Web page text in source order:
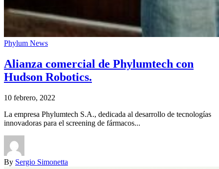
Phylum News
Alianza comercial de Phylumtech con
Hudson Robotics.
10 febrero, 2022
La empresa Phylumtech S.A., dedicada al desarrollo de tecnologías
innovadoras para el screening de fármacos...
By Sergio Simonetta